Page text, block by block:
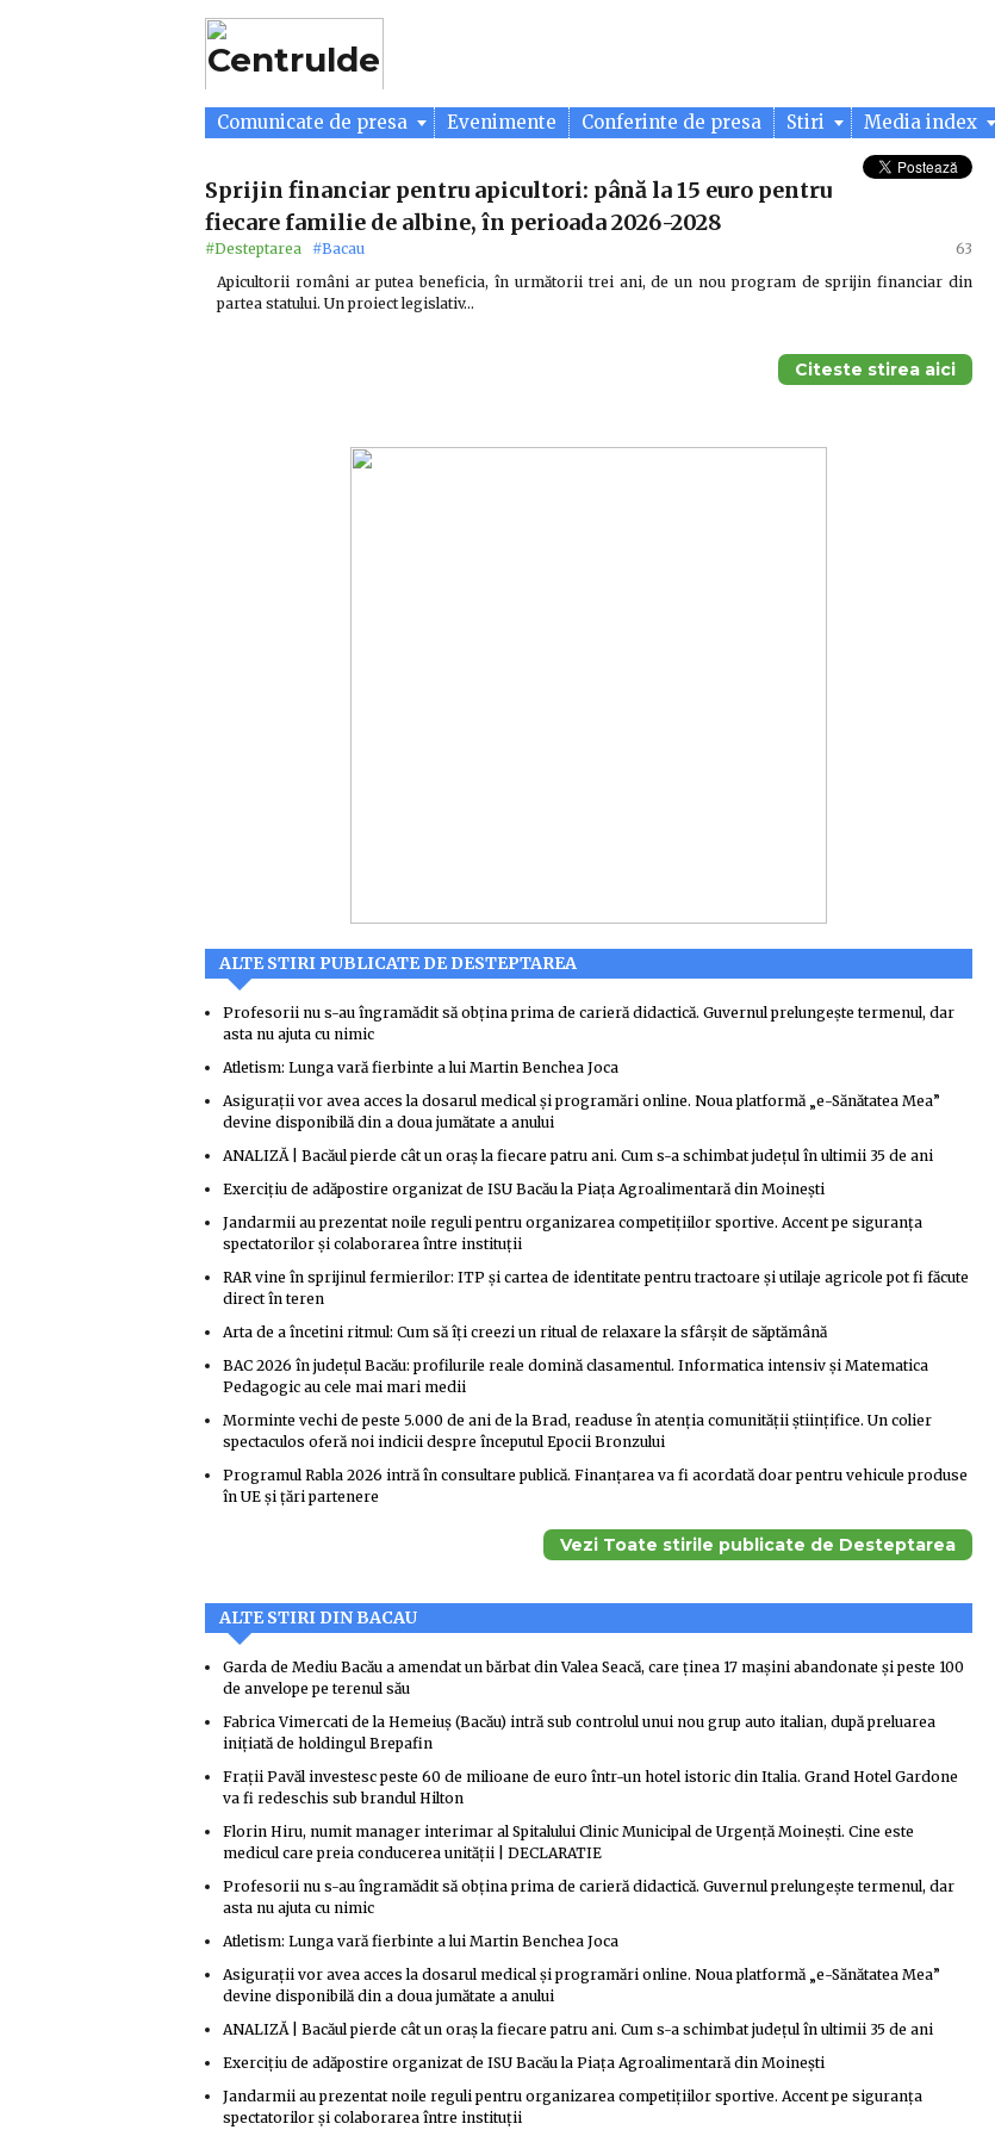
Comunicate de presa Evenimente Conferinte de presa Stiri Media index
Sprijin financiar pentru apicultori: până la 15 euro pentru
fiecare familie de albine, în perioada 2026-2028
#Desteptarea #Bacau
63
Apicultorii români ar putea beneficia, în următorii trei ani, de un nou program de sprijin financiar din
partea statului. Un proiect legislativ…
Citeste stirea aici
ALTE STIRI PUBLICATE DE DESTEPTAREA
Profesorii nu s-au îngramădit să obțina prima de carieră didactică. Guvernul prelungește termenul, dar
asta nu ajuta cu nimic
Atletism: Lunga vară fierbinte a lui Martin Benchea Joca
Asigurații vor avea acces la dosarul medical și programări online. Noua platformă „e-Sănătatea Mea”
devine disponibilă din a doua jumătate a anului
ANALIZĂ | Bacăul pierde cât un oraș la fiecare patru ani. Cum s-a schimbat județul în ultimii 35 de ani
Exercițiu de adăpostire organizat de ISU Bacău la Piața Agroalimentară din Moinești
Jandarmii au prezentat noile reguli pentru organizarea competițiilor sportive. Accent pe siguranța
spectatorilor și colaborarea între instituții
RAR vine în sprijinul fermierilor: ITP și cartea de identitate pentru tractoare și utilaje agricole pot fi făcute
direct în teren
Arta de a încetini ritmul: Cum să îți creezi un ritual de relaxare la sfârșit de săptămână
BAC 2026 în județul Bacău: profilurile reale domină clasamentul. Informatica intensiv și Matematica
Pedagogic au cele mai mari medii
Morminte vechi de peste 5.000 de ani de la Brad, readuse în atenția comunității științifice. Un colier
spectaculos oferă noi indicii despre începutul Epocii Bronzului
Programul Rabla 2026 intră în consultare publică. Finanțarea va fi acordată doar pentru vehicule produse
în UE și țări partenere
Vezi Toate stirile publicate de Desteptarea
ALTE STIRI DIN BACAU
Garda de Mediu Bacău a amendat un bărbat din Valea Seacă, care ținea 17 mașini abandonate și peste 100
de anvelope pe terenul său
Fabrica Vimercati de la Hemeiuș (Bacău) intră sub controlul unui nou grup auto italian, după preluarea
inițiată de holdingul Brepafin
Frații Pavăl investesc peste 60 de milioane de euro într-un hotel istoric din Italia. Grand Hotel Gardone
va fi redeschis sub brandul Hilton
Florin Hiru, numit manager interimar al Spitalului Clinic Municipal de Urgență Moinești. Cine este
medicul care preia conducerea unității | DECLARATIE
Profesorii nu s-au îngramădit să obțina prima de carieră didactică. Guvernul prelungește termenul, dar
asta nu ajuta cu nimic
Atletism: Lunga vară fierbinte a lui Martin Benchea Joca
Asigurații vor avea acces la dosarul medical și programări online. Noua platformă „e-Sănătatea Mea”
devine disponibilă din a doua jumătate a anului
ANALIZĂ | Bacăul pierde cât un oraș la fiecare patru ani. Cum s-a schimbat județul în ultimii 35 de ani
Exercițiu de adăpostire organizat de ISU Bacău la Piața Agroalimentară din Moinești
Jandarmii au prezentat noile reguli pentru organizarea competițiilor sportive. Accent pe siguranța
spectatorilor și colaborarea între instituții